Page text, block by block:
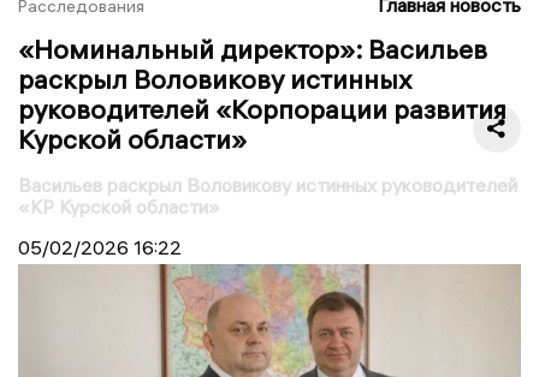
Расследования Главная новость
«Номинальный директор»: Васильев
раскрыл Воловикову истинных
руководителей «Корпорации развития
Курской области»
Васильев раскрыл Воловикову истинных руководителей
«КР Курской области»
05/02/2026 16:22